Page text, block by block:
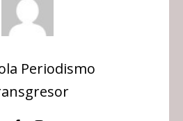
Periodismo